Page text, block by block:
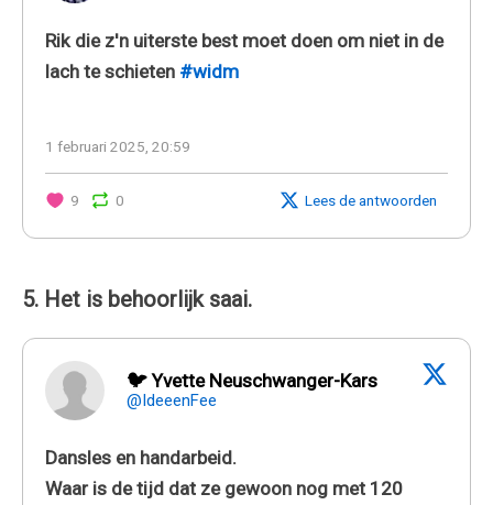
Rik die z'n uiterste best moet doen om niet in de
lach te schieten #widm
1 februari 2025, 20:59
9 0 Lees de antwoorden
5. Het is behoorlijk saai.
🐦 Yvette Neuschwanger-Kars
@IdeeenFee
Dansles en handarbeid.
Waar is de tijd dat ze gewoon nog met 120